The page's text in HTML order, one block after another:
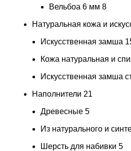
Вельбоа 6 мм 8
Натуральная кожа и
Искусственная замша
Кожа натуральная и
Искусственная замша
Наполнители 21
Древесные 5
Из натурального и
Шерсть для набивки 5